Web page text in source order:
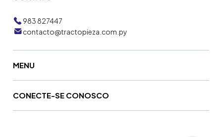
983 827447
contacto@tractopieza.com.py
MENU
CONECTE-SE CONOSCO